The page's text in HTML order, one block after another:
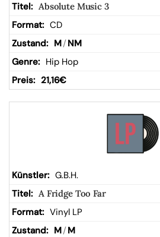
b
Absolute Music 3
CD
M/ NM
Hip Hop
21,16€
G.B.H.
A Fridge Too Far
Vinyl LP
M/ M